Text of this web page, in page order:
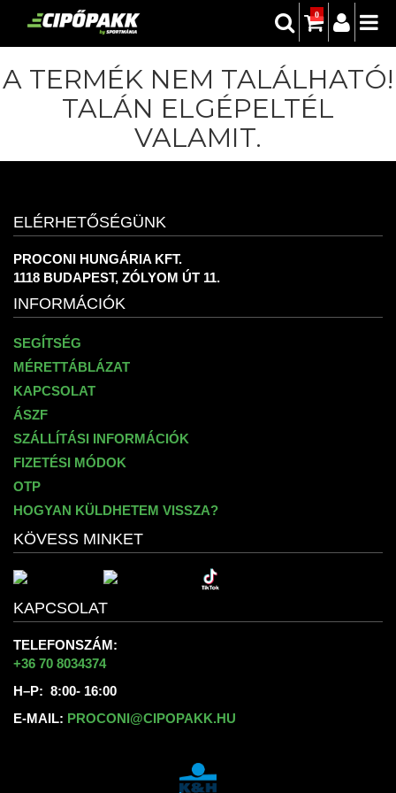
0
A TERMÉK NEM TALÁLHATÓ!
TALÁN ELGÉPELTÉL
VALAMIT.
ELÉRHETŐSÉGÜNK
PROCONI HUNGÁRIA KFT.
1118 BUDAPEST, ZÓLYOM ÚT 11.
INFORMÁCIÓK
SEGÍTSÉG
MÉRETTÁBLÁZAT
KAPCSOLAT
ÁSZF
SZÁLLÍTÁSI INFORMÁCIÓK
FIZETÉSI MÓDOK
OTP
HOGYAN KÜLDHETEM VISSZA?
KÖVESS MINKET
KAPCSOLAT
TELEFONSZÁM:
+36 70 8034374
H–P: 8:00- 16:00
E-MAIL: PROCONI@CIPOPAKK.HU